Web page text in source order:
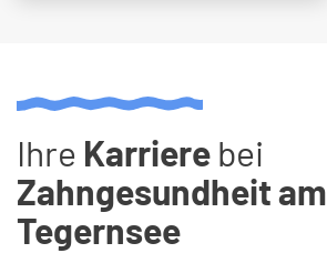
Ihre Karriere bei
Zahngesundheit am
Tegernsee